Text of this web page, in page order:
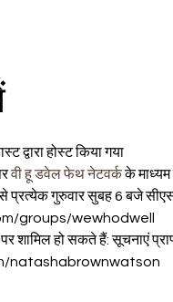
द्वारा होस्ट किया गया
वी हू डवेल फेथ नेटवर्क के
प्रत्येक गुरुवार सुबह 6 बजे
groups/wewhodwell
हो सकते हैं: सूचनाएं
natashabrownwatson